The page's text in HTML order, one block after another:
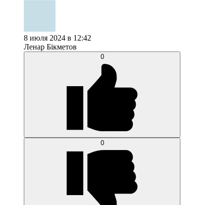
8 июля 2024 в 12:42
Ленар Бiкметов
0
0